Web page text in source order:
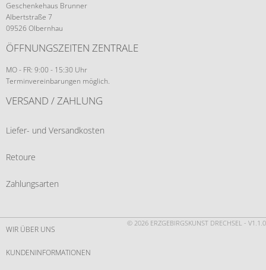
Geschenkehaus Brunner
Albertstraße 7
09526 Olbernhau
ÖFFNUNGSZEITEN ZENTRALE
MO - FR: 9:00 - 15:30 Uhr
Terminvereinbarungen möglich.
VERSAND / ZAHLUNG
Liefer- und Versandkosten
Retoure
Zahlungsarten
© 2026 ERZGEBIRGSKUNST DRECHSEL - V1.1.0
WIR ÜBER UNS
KUNDENINFORMATIONEN